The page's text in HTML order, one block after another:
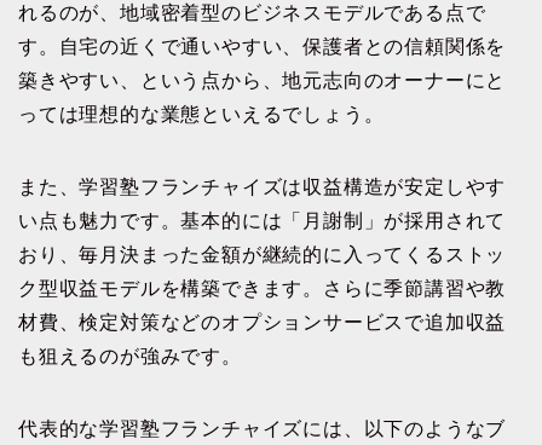
れるのが、地域密着型のビジネスモデルである点で
す。自宅の近くで通いやすい、保護者との信頼関係を
築きやすい、という点から、地元志向のオーナーにと
っては理想的な業態といえるでしょう。
また、学習塾フランチャイズは収益構造が安定しやす
い点も魅力です。基本的には「月謝制」が採用されて
おり、毎月決まった金額が継続的に入ってくるストッ
ク型収益モデルを構築できます。さらに季節講習や教
材費、検定対策などのオプションサービスで追加収益
も狙えるのが強みです。
代表的な学習塾フランチャイズには、以下のようなブ